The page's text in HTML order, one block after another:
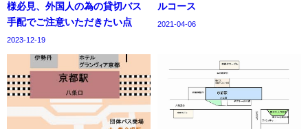
様必見、外国人の為の貸切バス
手配でご注意いただきたい点
2023-12-19
ルコース
2021-04-06